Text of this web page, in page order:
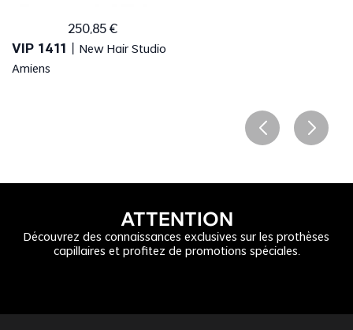
250,85 €
VIP 1411
New Hair Studio
Amiens
ATTENTION
Découvrez des connaissances exclusives sur les prothèses
capillaires et profitez de promotions spéciales.